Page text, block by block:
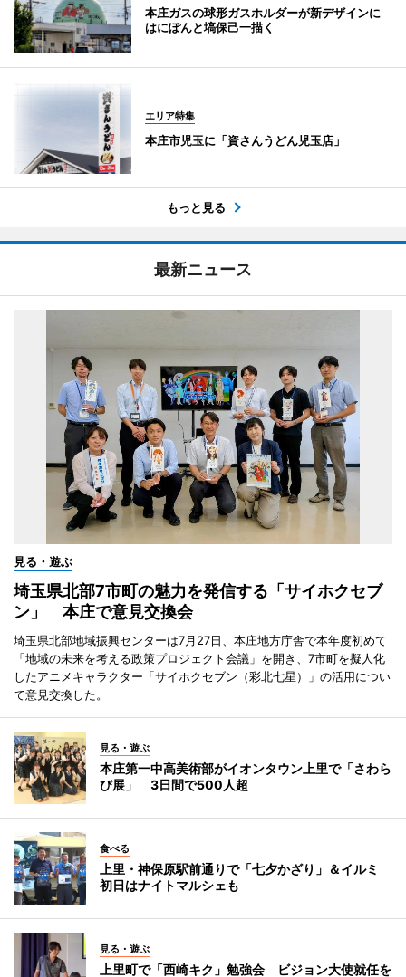
本庄ガスの球形ガスホルダーが新デザインに
はにぽんと塙保己一描く
エリア特集
本庄市児玉に「資さんうどん児玉店」
もっと見る
最新ニュース
見る・遊ぶ
埼玉県北部7市町の魅力を発信する「サイホクセブ
ン」 本庄で意見交換会
埼玉県北部地域振興センターは7月27日、本庄地方庁舎で本年度初めて
「地域の未来を考える政策プロジェクト会議」を開き、7市町を擬人化
したアニメキャラクター「サイホクセブン（彩北七星）」の活用につい
て意見交換した。
見る・遊ぶ
本庄第一中高美術部がイオンタウン上里で「さわら
び展」 3日間で500人超
食べる
上里・神保原駅前通りで「七夕かざり」＆イルミ
初日はナイトマルシェも
見る・遊ぶ
上里町で「西崎キク」勉強会 ビジョン大使就任を